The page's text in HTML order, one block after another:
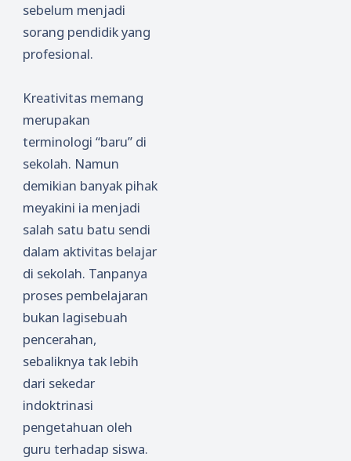
sebelum menjadi
sorang pendidik yang
profesional.
Kreativitas memang
merupakan
terminologi “baru” di
sekolah. Namun
demikian banyak pihak
meyakini ia menjadi
salah satu batu sendi
dalam aktivitas belajar
di sekolah. Tanpanya
proses pembelajaran
bukan lagisebuah
pencerahan,
sebaliknya tak lebih
dari sekedar
indoktrinasi
pengetahuan oleh
guru terhadap siswa.